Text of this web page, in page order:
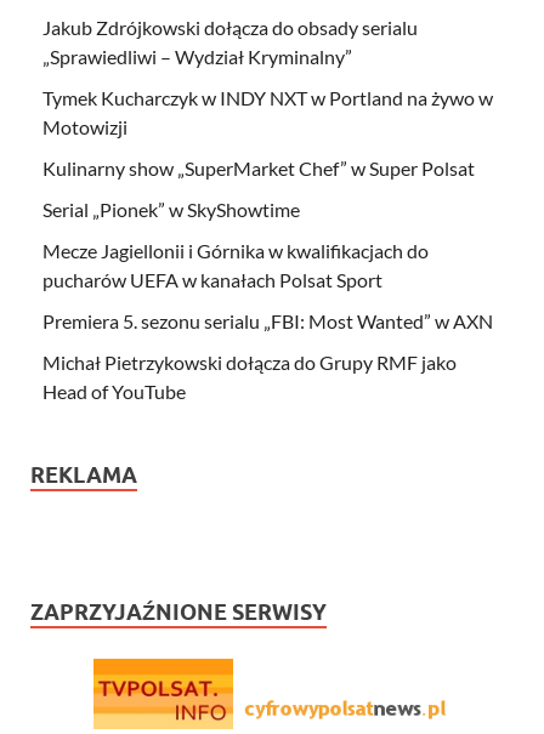
Jakub Zdrójkowski dołącza do obsady serialu
„Sprawiedliwi – Wydział Kryminalny”
Tymek Kucharczyk w INDY NXT w Portland na żywo w
Motowizji
Kulinarny show „SuperMarket Chef” w Super Polsat
Serial „Pionek” w SkyShowtime
Mecze Jagiellonii i Górnika w kwalifikacjach do
pucharów UEFA w kanałach Polsat Sport
Premiera 5. sezonu serialu „FBI: Most Wanted” w AXN
Michał Pietrzykowski dołącza do Grupy RMF jako
Head of YouTube
REKLAMA
ZAPRZYJAŹNIONE SERWISY